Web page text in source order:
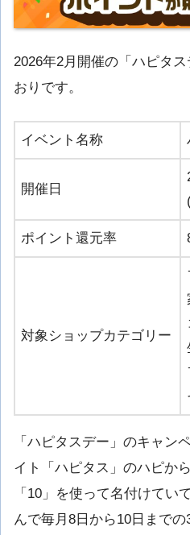
2026年2月開催の「ハピタ
おりです。
イベント名称
開催日
ポイント還元率
対象ショップカテゴリー
「ハピタスデー」のキャン
イト「ハピタス」のハピか
「10」を使って名付けてい
んで毎月8日から10日までの